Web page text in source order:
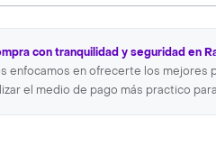
con tranquilidad y seguridad en
enfocamos en ofrecerte los mejores
el medio de pago más practico